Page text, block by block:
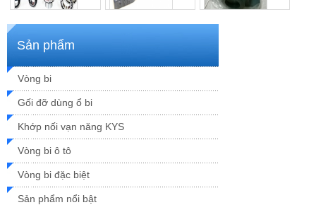
bi FBJ
Xem chi tiết
Xem chi tiết
Sản phẩm
Vòng bi
Gối đỡ dùng ổ bi
Khớp nối vạn năng KYS
Vòng bi ô tô
Vòng bi đặc biệt
Sản phẩm nổi bật